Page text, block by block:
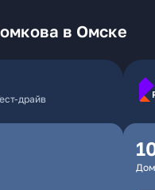
в Омске
драйв